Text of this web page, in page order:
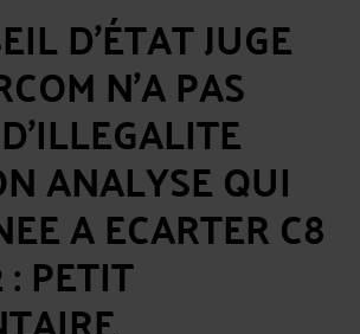
D’ÉTAT JUGE
N’A PAS
ANALYSE QUI
A ECARTER C8
: PETIT